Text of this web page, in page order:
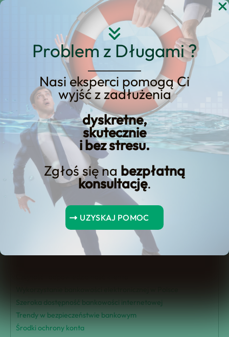
Problem z Długami ?
Nasi eksperci pomogą Ci
wyjść z zadłużenia
dyskretne,
skutecznie
i bez stresu.
Zgłoś się na bezpłatną
konsultację.
UZYSKAJ POMOC
Przejdź
Bezpieczny bankowość:
Twój tarcza przeciwko
oszustwom
Spis Treści
Podsumowanie kluczowych punktów
Zabezpieczenia bankowości internetowej
Powszechne metody zatwierdzania transakcji
Szeroka dostępność bankowości internetowej
Trendy w bezpieczeństwie bankowym
Środki ochrony konta